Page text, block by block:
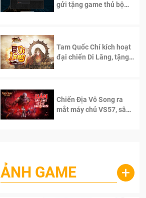
gửi tặng game thủ bộ
Tam Quốc Chí kích hoạt
đại chiến Di Lăng, tặng
Chiến Địa Vô Song ra
mắt máy chủ VS57, sân
ẢNH GAME +
Lala Croft vừa nóng vừa xinh dưới nét vẽ